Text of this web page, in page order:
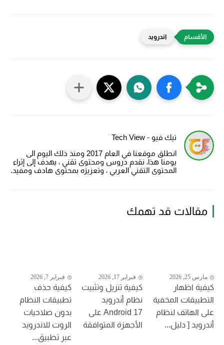
اندرويد
تيك فيو - Tech View
انطلق موقعنا في العام 2017 ومنذ ذلك اليوم الى
يومنا هذا، نقدم دروس ومحتوى تقني ، يهدف إلى إثراء
المحتوى التقني العربي ، وتعزيزه بمحتوى هادف ومفيد.
مقالات قد تهمك
مارس 25, 2026
كيفية اظهار
التطبيقات المخفية
على الهاتف لنظام
أندرويد [ دليل...
فبراير 17, 2026
كيفية تنزيل وتثبيت
نظام أندرويد
Android 17 على
الأجهزة المتوافقة
فبراير 7, 2026
كيفية حذف
تطبيقات النظام
بدون صلاحيات
الروت للاندرويد
عبر تطبيق...